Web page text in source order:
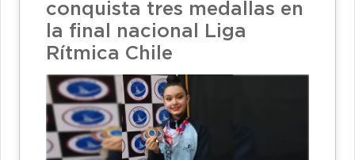
conquista tres medallas en
la final nacional Liga
Rítmica Chile